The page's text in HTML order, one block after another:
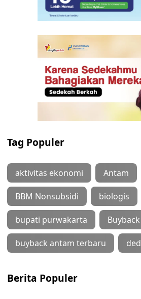
Tag Populer
aktivitas ekonomi Antam
BBM Nonsubsidi biologis
bupati purwakarta Buyback
buyback antam terbaru
Berita Populer